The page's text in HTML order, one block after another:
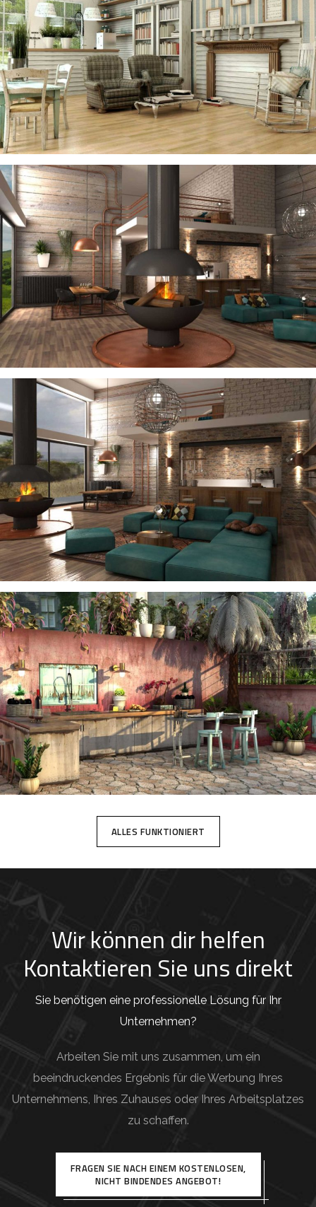
ALLES FUNKTIONIERT
Wir können dir helfen
Kontaktieren Sie uns direkt
Sie benötigen eine professionelle Lösung für Ihr
Unternehmen?
Arbeiten Sie mit uns zusammen, um ein
beeindruckendes Ergebnis für die Werbung Ihres
Unternehmens, Ihres Zuhauses oder Ihres Arbeitsplatzes
zu schaffen.
FRAGEN SIE NACH EINEM KOSTENLOSEN,
NICHT BINDENDES ANGEBOT!